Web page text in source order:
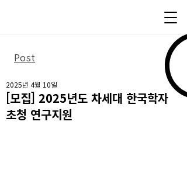
Post
[모집] 2025년도 차세대 한국학자
초청 연구지원
2025년 4월 10일